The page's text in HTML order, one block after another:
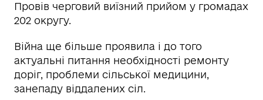
Провів черговий виїзний прийом у громадах
202 округу.
Війна ще більше проявила і до того
актуальні питання необхідності ремонту
доріг, проблеми сільської медицини,
занепаду віддалених сіл.